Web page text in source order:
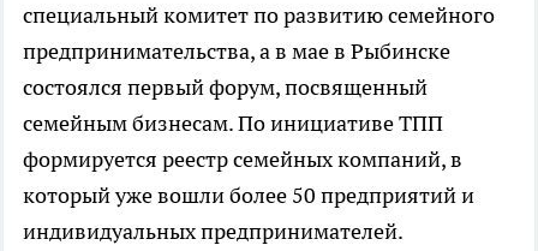
специальный комитет по развитию семейного
предпринимательства, а в мае в Рыбинске
состоялся первый форум, посвященный
семейным бизнесам. По инициативе ТПП
формируется реестр семейных компаний, в
который уже вошли более 50 предприятий и
индивидуальных предпринимателей.